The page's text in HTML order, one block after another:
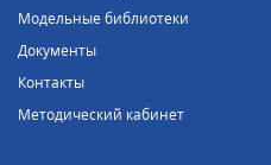
Модельные библиотеки
Документы
Контакты
Методический кабинет